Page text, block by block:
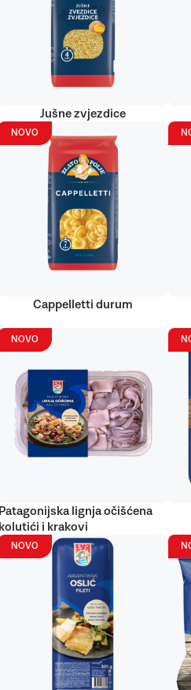
Jušne zvjezdice
NOVO
Cappelletti durum
NOVO
Patagonijska lignja očišćena
kolutići i krakovi
NOVO